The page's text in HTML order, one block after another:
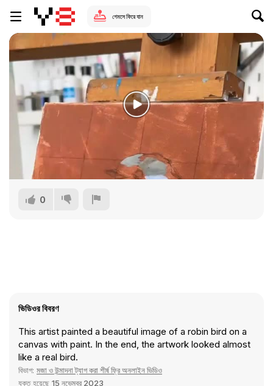
গেমসে ফিরে যান
0
ভিডিওর বিবরণ
This artist painted a beautiful image of a robin bird on a
canvas with paint. In the end, the artwork looked almost
like a real bird.
বিভাগ: মজা ও উন্মাদনা ট্যাগ করা শীর্ষ ফ্রি অনলাইন ভিডিও
যুক্ত হয়েছে 15 নভেম্বর 2023